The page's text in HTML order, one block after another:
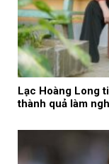
Lạc Hoàng Long
thành quả làm